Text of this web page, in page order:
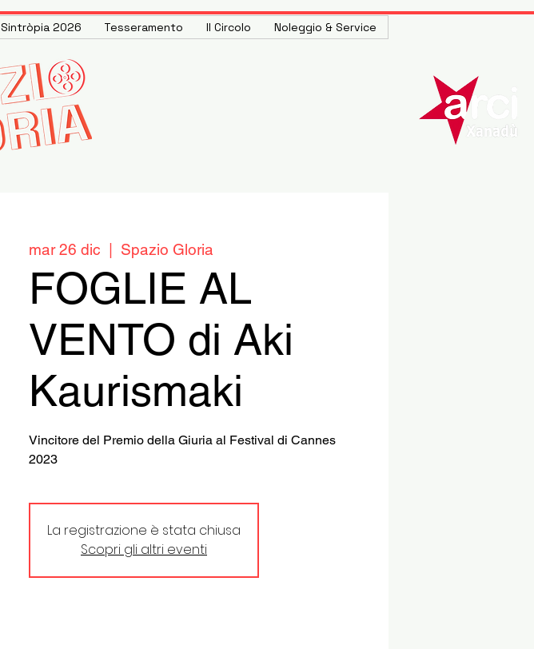
Sintròpia 2026 Tesseramento Il Circolo Noleggio & Service
mar 26 dic Spazio Gloria
FOGLIE AL
VENTO di Aki
Kaurismaki
Vincitore del Premio della Giuria al Festival di Cannes
2023
La registrazione è stata chiusa
Scopri gli altri eventi